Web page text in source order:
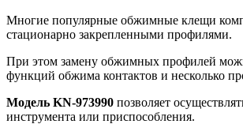
Многие популярные обжимные клещи
стационарно закрепленными профилями.
При этом замену обжимных профилей
функций обжима контактов и несколько
Модель KN-973990 позволяет
инструмента или приспособления.